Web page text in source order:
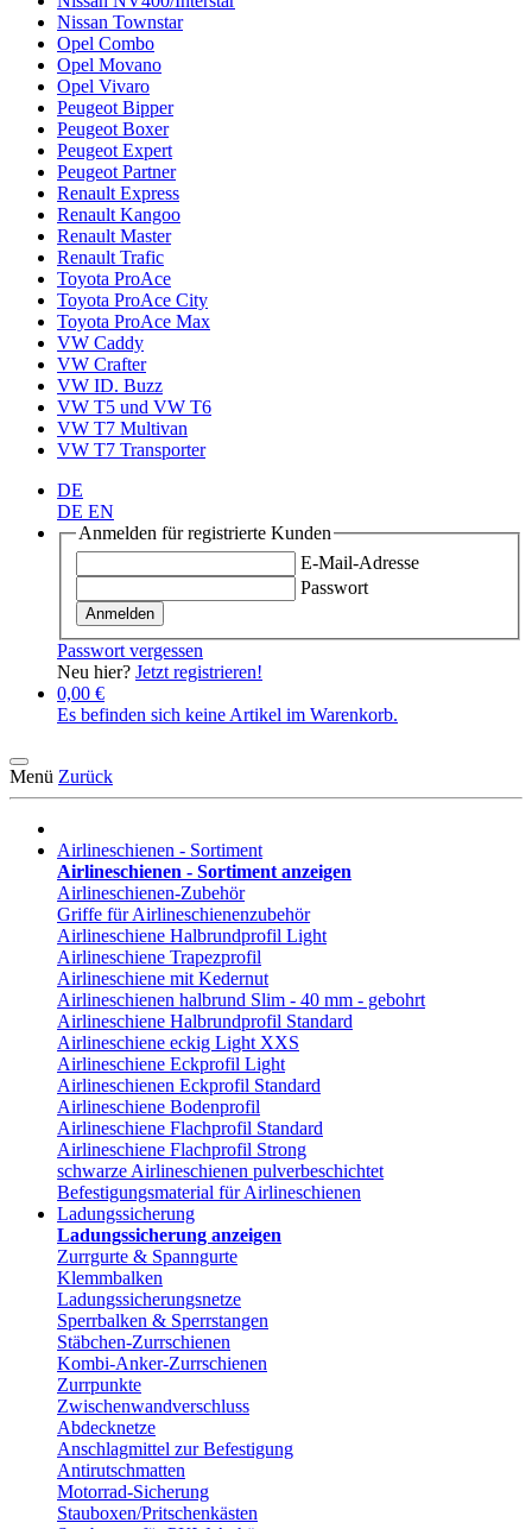
Nissan Townstar
Opel Combo
Opel Movano
Opel Vivaro
Peugeot Bipper
Peugeot Boxer
Peugeot Expert
Peugeot Partner
Renault Express
Renault Kangoo
Renault Master
Renault Trafic
Toyota ProAce
Toyota ProAce City
Toyota ProAce Max
VW Caddy
VW Crafter
VW ID. Buzz
VW T5 und VW T6
VW T7 Multivan
VW T7 Transporter
DE
DE EN
Anmelden für registrierte Kunden
E-Mail-Adresse
Passwort
Anmelden
Passwort vergessen
Neu hier? Jetzt registrieren!
0,00 €
Es befinden sich keine Artikel im Warenkorb.
Menü Zurück
Airlineschienen - Sortiment
Airlineschienen - Sortiment anzeigen
Airlineschienen-Zubehör
Griffe für Airlineschienenzubehör
Airlineschiene Halbrundprofil Light
Airlineschiene Trapezprofil
Airlineschiene mit Kedernut
Airlineschienen halbrund Slim - 40 mm - gebohrt
Airlineschiene Halbrundprofil Standard
Airlineschiene eckig Light XXS
Airlineschiene Eckprofil Light
Airlineschienen Eckprofil Standard
Airlineschiene Bodenprofil
Airlineschiene Flachprofil Standard
Airlineschiene Flachprofil Strong
schwarze Airlineschienen pulverbeschichtet
Befestigungsmaterial für Airlineschienen
Ladungssicherung
Ladungssicherung anzeigen
Zurrgurte & Spanngurte
Klemmbalken
Ladungssicherungsnetze
Sperrbalken & Sperrstangen
Stäbchen-Zurrschienen
Kombi-Anker-Zurrschienen
Zurrpunkte
Zwischenwandverschluss
Abdecknetze
Anschlagmittel zur Befestigung
Antirutschmatten
Motorrad-Sicherung
Stauboxen/Pritschenkästen